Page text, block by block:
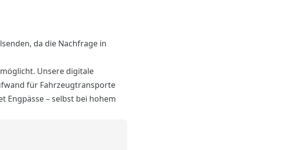
da die Nachfrage in
Unsere digitale
für Fahrzeugtransporte
Engpässe – selbst bei hohem